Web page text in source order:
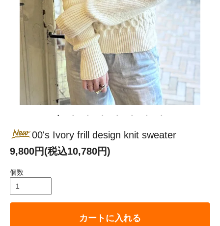
00's Ivory frill design knit sweater
9,800円(税込10,780円)
個数
カートに入れる